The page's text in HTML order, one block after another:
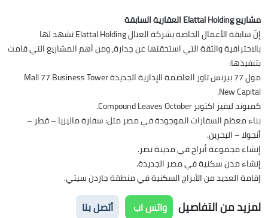
مشاريع Elattal Holding العقارية السابقة
إنّ سابقة الأعمال الخاصة بشركة العتال Elattal Holding تشهد لها
بالاحترافية والثقة التي استحقتها عن جدارة، ومن أهم المشاريع التي قامت
بتنفيذها:
مول 77 بيزنس تاور العاصمة الإدارية الجديدة Mall 77 Business Tower
New Capital.
كمبوند ليفيز اكتوبر Compound Leaves October.
بناء معظم السفارات الموجودة في مصر مثل: سفارة ماليزيا – قطر –
أنجولا – البحرين.
إنشاء مجموعة أبراج في مدينة نصر.
إنشاء مدن سكنية في مصر الجديدة.
إقامة العديد من الأبراج السكنية في منطقة جاردن سيتي.
لمزيد من التفاصيل واتس اب أتصل بنا